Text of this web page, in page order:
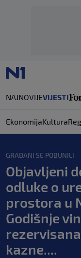
NAJNOVIJEVIJESTI
EkonomijaKultura
GRAĐANI SE POBUNILI
Objavljeni
odluke o
prostora u
Godišnje
kazne....